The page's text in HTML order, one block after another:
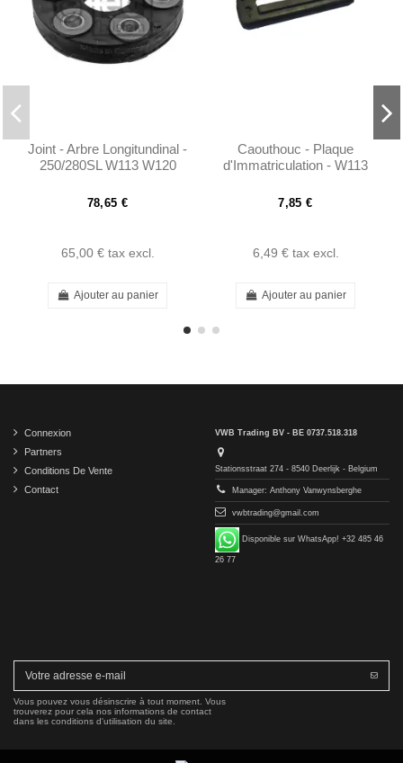
Joint - Arbre Longitundinal -
250/280SL W113 W120
78,65 €
65,00 € tax excl.
Ajouter au panier
Caouthouc - Plaque
d'Immatriculation - W113
7,85 €
6,49 € tax excl.
Ajouter au panier
Connexion
Partners
Conditions De Vente
Contact
VWB Trading BV - BE 0737.518.318
Stationsstraat 274 - 8540 Deerlijk - Belgium
Manager: Anthony Vanwynsberghe
vwbtrading@gmail.com
Disponible sur WhatsApp! +32 485 46
26 77
Vous pouvez vous désinscrire à tout moment. Vous
trouverez pour cela nos informations de contact
dans les conditions d'utilisation du site.